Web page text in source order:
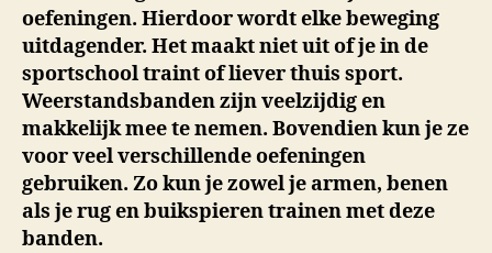
oefeningen. Hierdoor wordt elke beweging
uitdagender. Het maakt niet uit of je in de
sportschool traint of liever thuis sport.
Weerstandsbanden zijn veelzijdig en
makkelijk mee te nemen. Bovendien kun je ze
voor veel verschillende oefeningen
gebruiken. Zo kun je zowel je armen, benen
als je rug en buikspieren trainen met deze
banden.